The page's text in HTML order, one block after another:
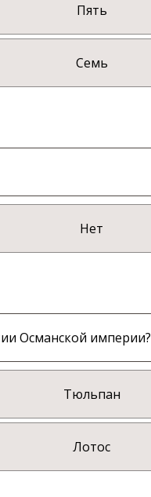
Пять
Семь
Нет
Османской империи?
Тюльпан
Лотос